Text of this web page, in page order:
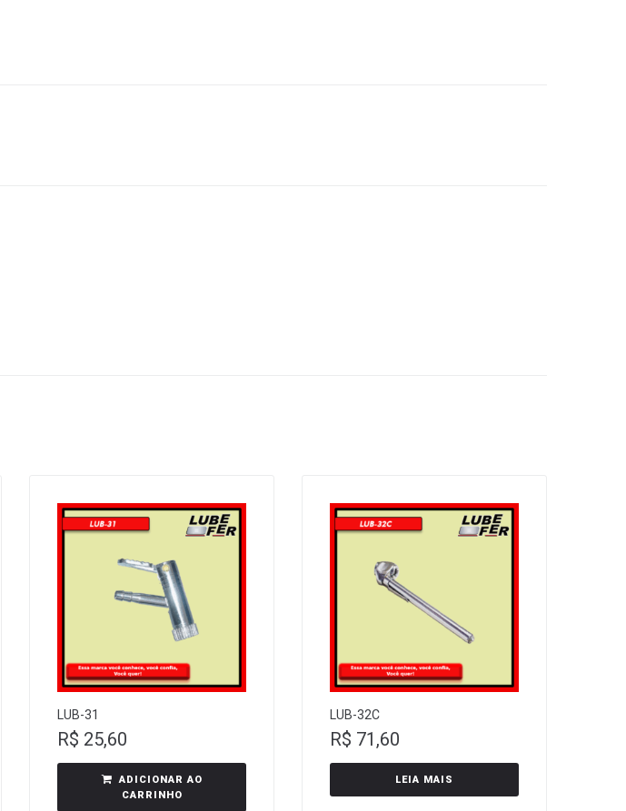
LUB-31
R$ 25,60
ADICIONAR AO
CARRINHO
LUB-32C
R$ 71,60
LEIA MAIS